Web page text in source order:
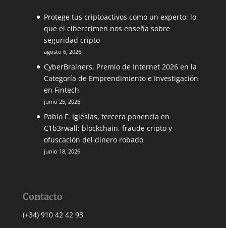
Protege tus criptoactivos como un experto: lo
que el cibercrimen nos enseña sobre
seguridad cripto
agosto 6, 2026
CyberBrainers, Premio de Internet 2026 en la
Categoría de Emprendimiento e Investigación
en Fintech
junio 25, 2026
Pablo F. Iglesias, tercera ponencia en
C1b3rwall: blockchain, fraude cripto y
ofuscación del dinero robado
junio 18, 2026
Contacto
(+34) 910 42 42 93